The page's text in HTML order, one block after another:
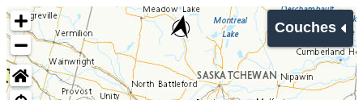
Couches